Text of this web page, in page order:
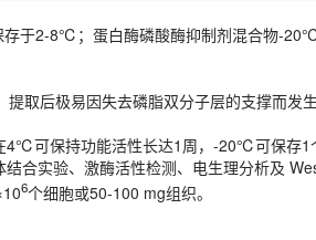
提取后极易因失去磷脂双分子层的支撑而
4℃可保持功能活性长达1周，-20℃可保存1
合实验、激酶活性检测、电生理分析及
6
）：根据用量，每1ml GPCR提取液中加入
存于2-8℃；蛋白酶磷酸酶抑制剂混合物-
提取后极易因失去磷脂双分子层的支撑而
4℃可保持功能活性长达1周，-20℃可保存1
结合实验、激酶活性检测、电生理分析及
6个细胞或50-100 mg组织。